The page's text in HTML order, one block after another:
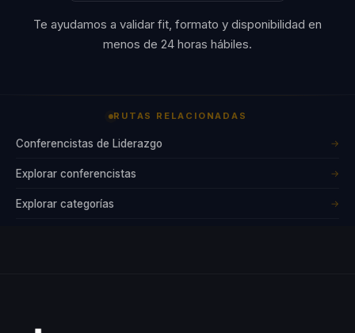
Te ayudamos a validar fit, formato y disponibilidad en
menos de 24 horas hábiles.
RUTAS RELACIONADAS
Conferencistas de Liderazgo →
Explorar conferencistas →
Explorar categorías →